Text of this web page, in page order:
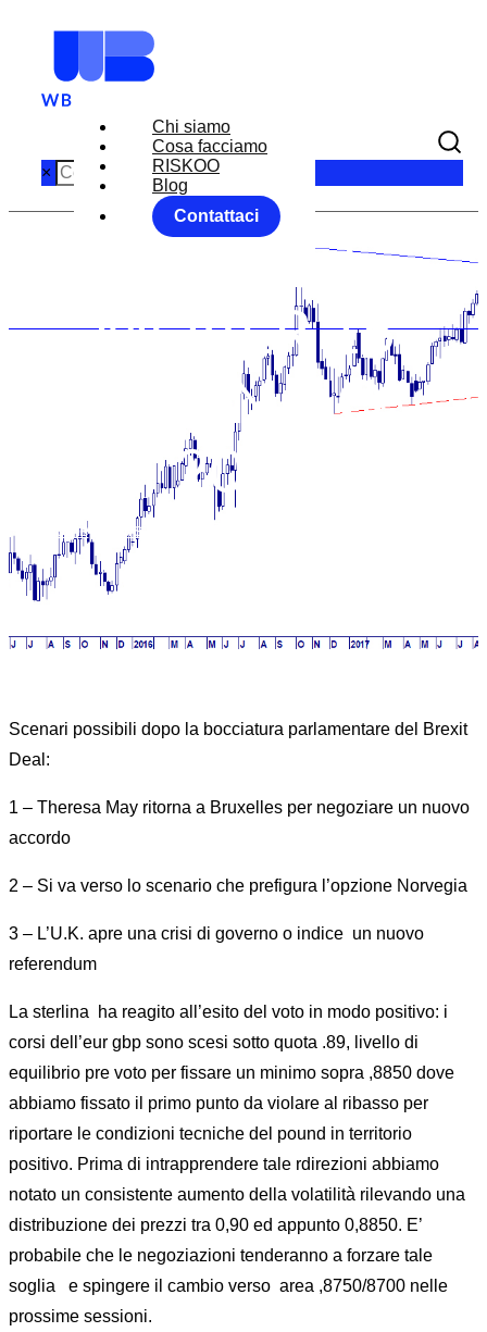
Chi siamo
Cosa facciamo
RISKOO
Blog
Contattaci
×
MARKET
MOVER 16
GENNAIO
2019
Home News
Scenari possibili dopo la bocciatura parlamentare del Brexit
Deal:
1 – Theresa May ritorna a Bruxelles per negoziare un nuovo
accordo
2 – Si va verso lo scenario che prefigura l’opzione Norvegia
3 – L’U.K. apre una crisi di governo o indice un nuovo
referendum
La sterlina ha reagito all’esito del voto in modo positivo: i
corsi dell’eur gbp sono scesi sotto quota .89, livello di
equilibrio pre voto per fissare un minimo sopra ,8850 dove
abbiamo fissato il primo punto da violare al ribasso per
riportare le condizioni tecniche del pound in territorio
positivo. Prima di intrapprendere tale rdirezioni abbiamo
notato un consistente aumento della volatilità rilevando una
distribuzione dei prezzi tra 0,90 ed appunto 0,8850. E’
probabile che le negoziazioni tenderanno a forzare tale
soglia e spingere il cambio verso area ,8750/8700 nelle
prossime sessioni.